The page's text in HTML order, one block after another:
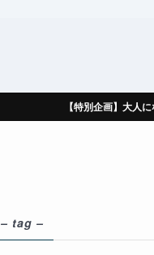
【特別企画】大人
– tag –